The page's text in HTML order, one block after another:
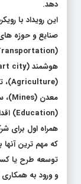
دهد.
صنایع و حوزه
(Education) اقدام به پذیرش طرح خواهد کرد.
همراه اول برای
که مهم ترین آنها
توسعه طرح یا
و ورود به